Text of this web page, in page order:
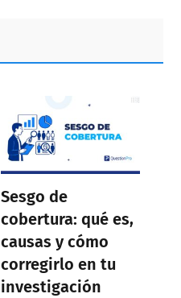
Sesgo de
cobertura: qué es,
causas y cómo
corregirlo en tu
investigación